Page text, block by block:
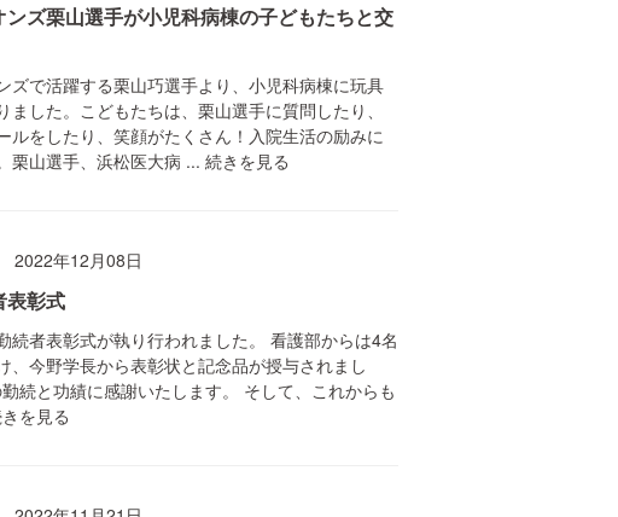
ンズ栗山選手が小児科病棟の子どもたちと交
ズで活躍する栗山巧選手より、小児科病棟に玩具
ました。こどもたちは、栗山選手に質問したり、
ルをしたり、笑顔がたくさん！入院生活の励みに
栗山選手、浜松医大病 ... 続きを見る
2022年12月08日
表彰式
続者表彰式が執り行われました。 看護部からは4名
、今野学長から表彰状と記念品が授与されまし
続と功績に感謝いたします。 そして、これからも
を見る